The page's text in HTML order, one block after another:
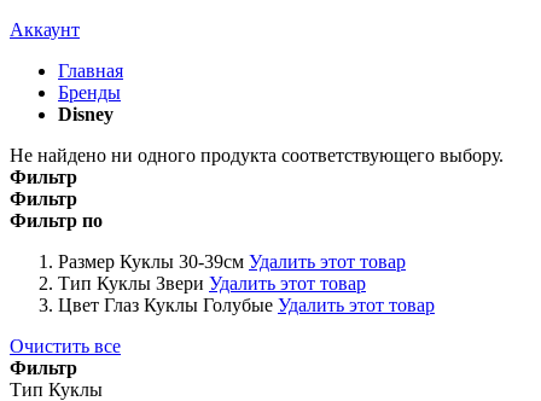
Аккаунт
Главная
Бренды
Disney
Не найдено ни одного продукта соответствующего выбору.
Фильтр
Фильтр
Фильтр по
Размер Куклы 30-39см Удалить этот товар
Тип Куклы Звери Удалить этот товар
Цвет Глаз Куклы Голубые Удалить этот товар
Очистить все
Фильтр
Тип Куклы